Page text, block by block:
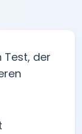
Test, der